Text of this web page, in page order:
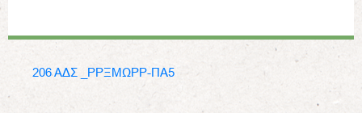
206 ΑΔΣ _ΡΡΞΜΩΡΡ-ΠΑ5